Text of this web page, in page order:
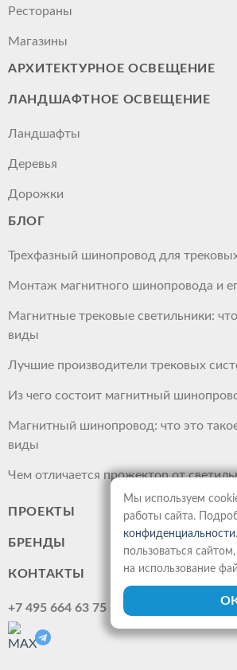
Рестораны
Магазины
АРХИТЕКТУРНОЕ ОСВЕЩЕНИЕ
ЛАНДШАФТНОЕ ОСВЕЩЕНИЕ
Ландшафты
Деревья
Дорожки
БЛОГ
Трехфазный шинопровод для
Монтаж магнитного шинопровода и
Магнитные трековые светильники:
виды
Лучшие производители трековых
Из чего состоит магнитный
Магнитный шинопровод: что это
виды
Чем отличается прожектор от
ПРОЕКТЫ
БРЕНДЫ
КОНТАКТЫ
+7 495 664 63 75
Мы используем
работы сайта.
конфиденциальности
пользоваться
на использование